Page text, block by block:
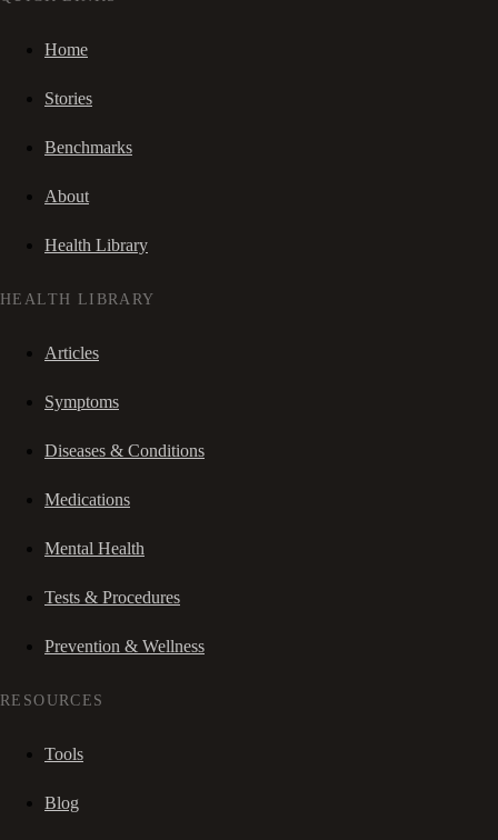
Home
Stories
Benchmarks
About
Health Library
HEALTH LIBRARY
Articles
Symptoms
Diseases & Conditions
Medications
Mental Health
Tests & Procedures
Prevention & Wellness
RESOURCES
Tools
Blog